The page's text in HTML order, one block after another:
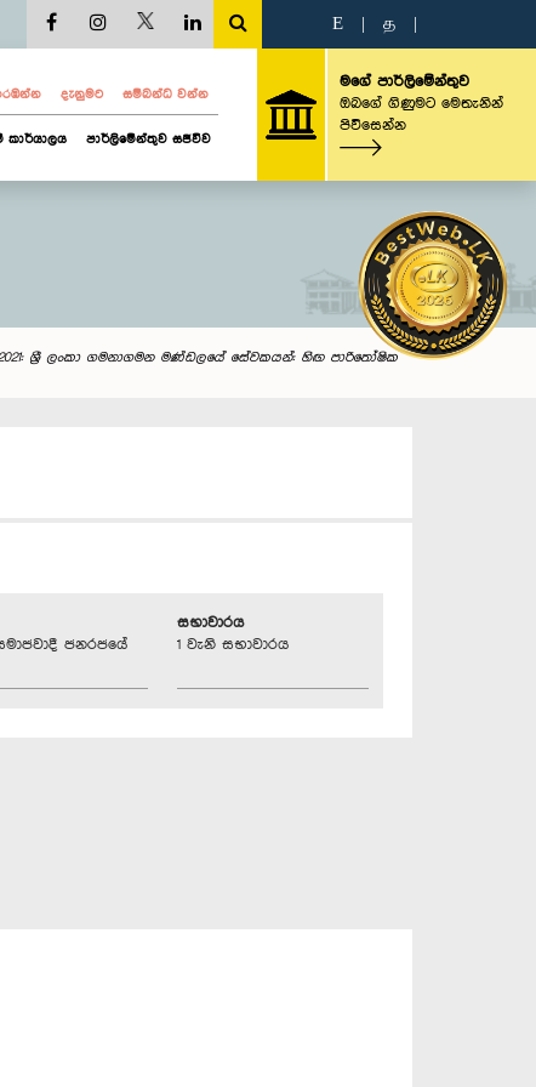
E த
දැනුමට සම්බන්ධ වන්න
කාර්යාලය පාර්ලිමේන්තුව සජීවීව
මගේ පාර්ලිමේන්තුව
ඔබගේ ගිණුමට මෙතැනින්
පිවිසෙන්න
2021: ශ්‍රී ලංකා ගමනාගමන මණ්ඩලයේ සේවකයන්: හිඟ පාරිතෝෂික
ජනරජයේ
සභාවාරය
1 වැනි සභාවාරය